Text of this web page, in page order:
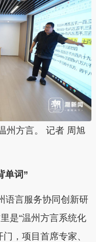
方言。 记者 周旭
单词”
言服务协同创新研
是“温州方言系统化
，项目首席专家、